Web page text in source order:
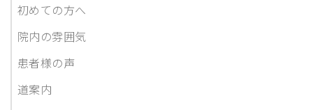
初めての方へ
院内の雰囲気
患者様の声
道案内